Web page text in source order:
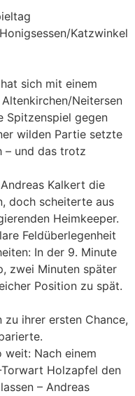
Katzwinkel
sich mit einem
Neitersen
Spitzenspiel gegen
wilden Partie setzte
– und das trotz
Kalkert die
doch scheiterte aus
Heimkeeper.
Feldüberlegenheit
In der 9. Minute
zwei Minuten später
Position zu spät.
ihrer ersten Chance,
weit: Nach einem
Torwart Holzapfel den
– Andreas